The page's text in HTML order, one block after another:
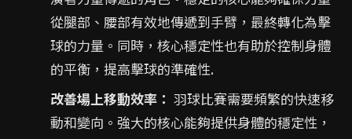
從腿部、腰部有效地傳遞到手臂，最終轉化為擊
球的力量。同時，核心穩定性也有助於控制身體
的平衡，提高擊球的準確性.
改善場上移動效率： 羽球比賽需要頻繁的快速移
動和變向。強大的核心能夠提供身體的穩定性，